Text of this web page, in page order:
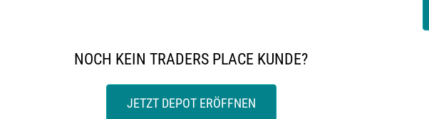
NOCH KEIN TRADERS PLACE KUNDE?
JETZT DEPOT ERÖFFNEN